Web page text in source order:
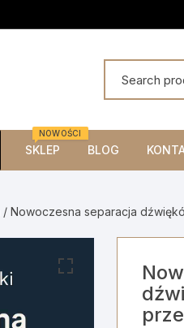
SKLEP
NOWOŚCI
BLOG
/ Nowoczesna separacja